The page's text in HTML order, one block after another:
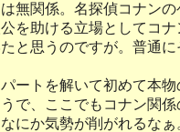
無関係。名探偵コナン
を助ける立場としてコ
と思うのですが。普通
ートを解いて初めて本
で、ここでもコナン関
にか気勢が削がれるなぁ